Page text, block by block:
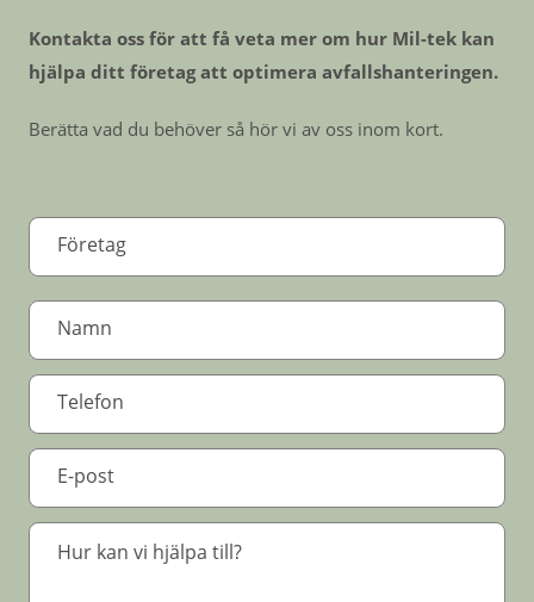
Kontakta oss för att få veta mer om hur Mil-tek kan
hjälpa ditt företag att optimera avfallshanteringen.
Berätta vad du behöver så hör vi av oss inom kort.